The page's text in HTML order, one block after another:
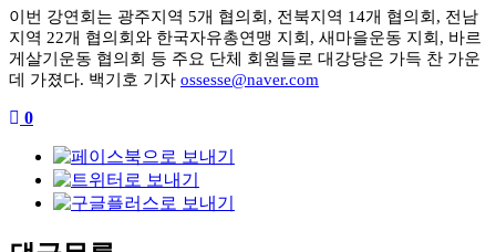
이번 강연회는 광주지역 5개 협의회, 전북지역 14개 협의회, 전남
지역 22개 협의회와 한국자유총연맹 지회, 새마을운동 지회, 바르
게살기운동 협의회 등 주요 단체 회원들로 대강당은 가득 찬 가운
데 가졌다. 백기호 기자 ossesse@naver.com
0